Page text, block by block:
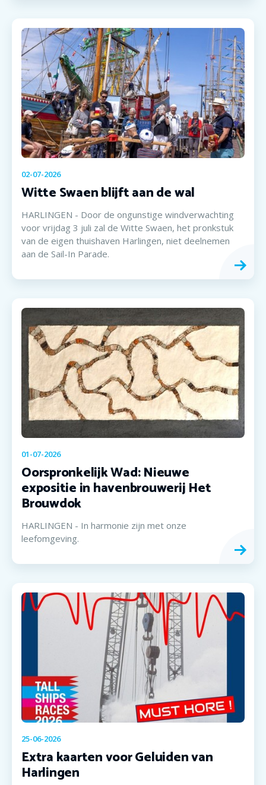
02-07-2026
Witte Swaen blijft aan de wal
HARLINGEN - Door de ongunstige windverwachting
voor vrijdag 3 juli zal de Witte Swaen, het pronkstuk
van de eigen thuishaven Harlingen, niet deelnemen
aan de Sail-In Parade.
01-07-2026
Oorspronkelijk Wad: Nieuwe
expositie in havenbrouwerij Het
Brouwdok
HARLINGEN - In harmonie zijn met onze
leefomgeving.
25-06-2026
Extra kaarten voor Geluiden van
Harlingen